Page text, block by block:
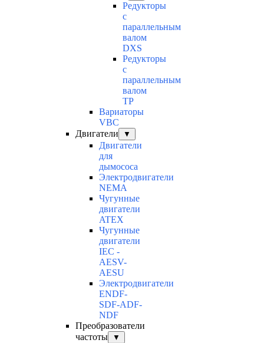
Редукторы
с
параллельным
валом
DXS
Редукторы
с
параллельным
валом
TP
Вариаторы
VBC
Двигатели
▼
Двигатели
для
дымососа
Электродвигатели
NEMA
Чугунные
двигатели
ATEX
Чугунные
двигатели
IEC -
AESV-
AESU
Электродвигатели
ENDF-
SDF-ADF-
NDF
Преобразователи
частоты
▼